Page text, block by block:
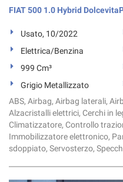
FIAT 500 1.0 Hybrid
Usato, 10/2022
Elettrica/Benzina
999 Cm³
Grigio Metallizzato
ABS, Airbag, Airbag laterali,
Alzacristalli elettrici, Cerchi in
Climatizzatore, Controllo
Immobilizzatore elettronico,
sdoppiato, Servosterzo,
Salva
impostazioni